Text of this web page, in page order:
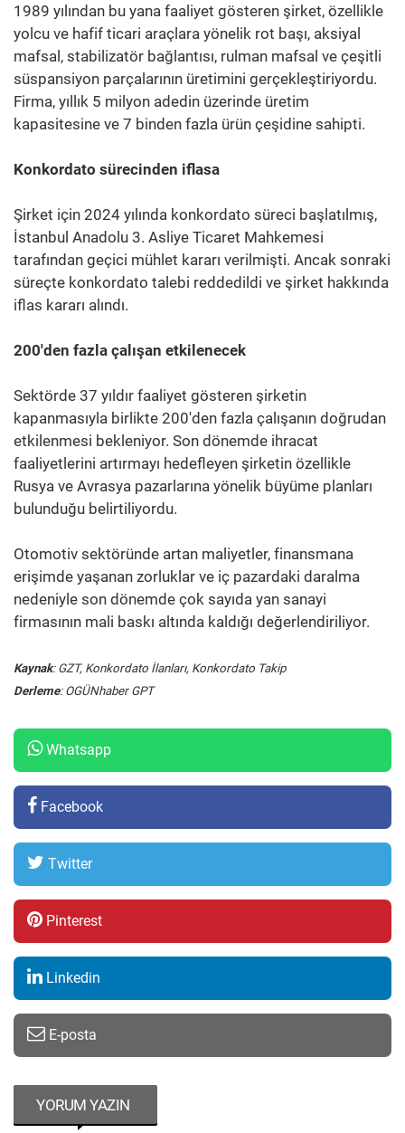
1989 yılından bu yana faaliyet gösteren şirket, özellikle
yolcu ve hafif ticari araçlara yönelik rot başı, aksiyal
mafsal, stabilizatör bağlantısı, rulman mafsal ve çeşitli
süspansiyon parçalarının üretimini gerçekleştiriyordu.
Firma, yıllık 5 milyon adedin üzerinde üretim
kapasitesine ve 7 binden fazla ürün çeşidine sahipti.
Konkordato sürecinden iflasa
Şirket için 2024 yılında konkordato süreci başlatılmış,
İstanbul Anadolu 3. Asliye Ticaret Mahkemesi
tarafından geçici mühlet kararı verilmişti. Ancak sonraki
süreçte konkordato talebi reddedildi ve şirket hakkında
iflas kararı alındı.
200'den fazla çalışan etkilenecek
Sektörde 37 yıldır faaliyet gösteren şirketin
kapanmasıyla birlikte 200'den fazla çalışanın doğrudan
etkilenmesi bekleniyor. Son dönemde ihracat
faaliyetlerini artırmayı hedefleyen şirketin özellikle
Rusya ve Avrasya pazarlarına yönelik büyüme planları
bulunduğu belirtiliyordu.
Otomotiv sektöründe artan maliyetler, finansmana
erişimde yaşanan zorluklar ve iç pazardaki daralma
nedeniyle son dönemde çok sayıda yan sanayi
firmasının mali baskı altında kaldığı değerlendiriliyor.
Kaynak: GZT, Konkordato İlanları, Konkordato Takip
Derleme: OGÜNhaber GPT
Whatsapp
Facebook
Twitter
Pinterest
Linkedin
E-posta
YORUM YAZIN